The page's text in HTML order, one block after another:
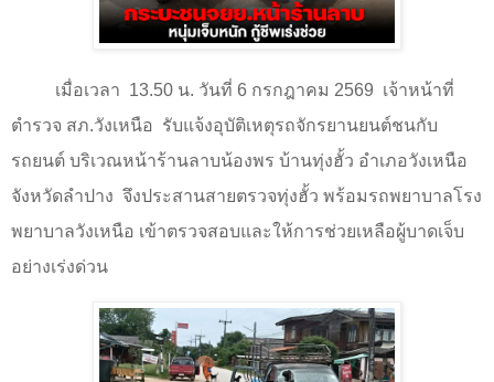
เมื่อเวลา 13.50 น. วันที่ 6 กรกฎาคม 2569 เจ้าหน้าที่
ตำรวจ สภ.วังเหนือ รับแจ้งอุบัติเหตุรถจักรยานยนต์ชนกับ
รถยนต์ บริเวณหน้าร้านลาบน้องพร บ้านทุ่งฮั้ว อำเภอวังเหนือ
จังหวัดลำปาง จึงประสานสายตรวจทุ่งฮั้ว พร้อมรถพยาบาลโรง
พยาบาลวังเหนือ เข้าตรวจสอบและให้การช่วยเหลือผู้บาดเจ็บ
อย่างเร่งด่วน